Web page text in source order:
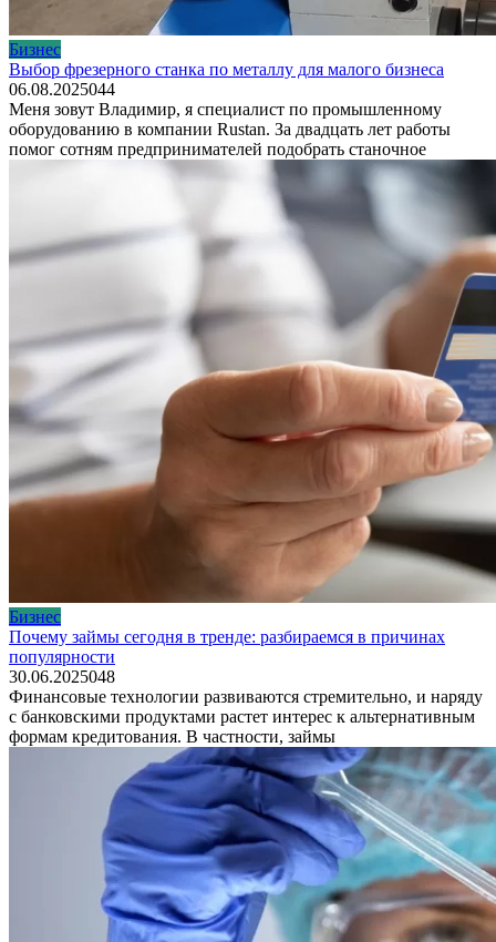
Бизнес
Выбор фрезерного станка по металлу для малого бизнеса
06.08.2025044
Меня зовут Владимир, я специалист по промышленному
оборудованию в компании Rustan. За двадцать лет работы
помог сотням предпринимателей подобрать станочное
Бизнес
Почему займы сегодня в тренде: разбираемся в причинах
популярности
30.06.2025048
Финансовые технологии развиваются стремительно, и наряду
с банковскими продуктами растет интерес к альтернативным
формам кредитования. В частности, займы